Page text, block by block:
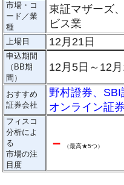
市場・コ
ード／業
種
東証マザーズ
ビス業
上場日 12月21日
申込期間
（BB期
間）
12月5日～12月
おすすめ
証券会社
野村證券、 SBI
オンライン証券
フィスコ
分析によ
る
市場の注
目度
－ （最高★5つ）